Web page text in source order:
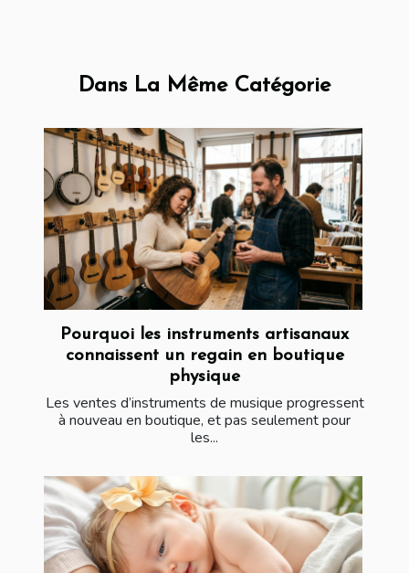
Dans La Même Catégorie
Pourquoi les instruments artisanaux
connaissent un regain en boutique
physique
Les ventes d’instruments de musique progressent
à nouveau en boutique, et pas seulement pour
les...